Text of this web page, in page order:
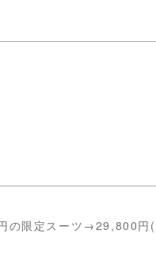
の限定スーツ→29,800円